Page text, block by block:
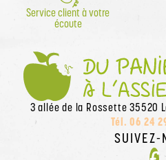
Service client à votre
écoute
3 allée de la Rossette 35520
Tél. 06 24
SUIVEZ-